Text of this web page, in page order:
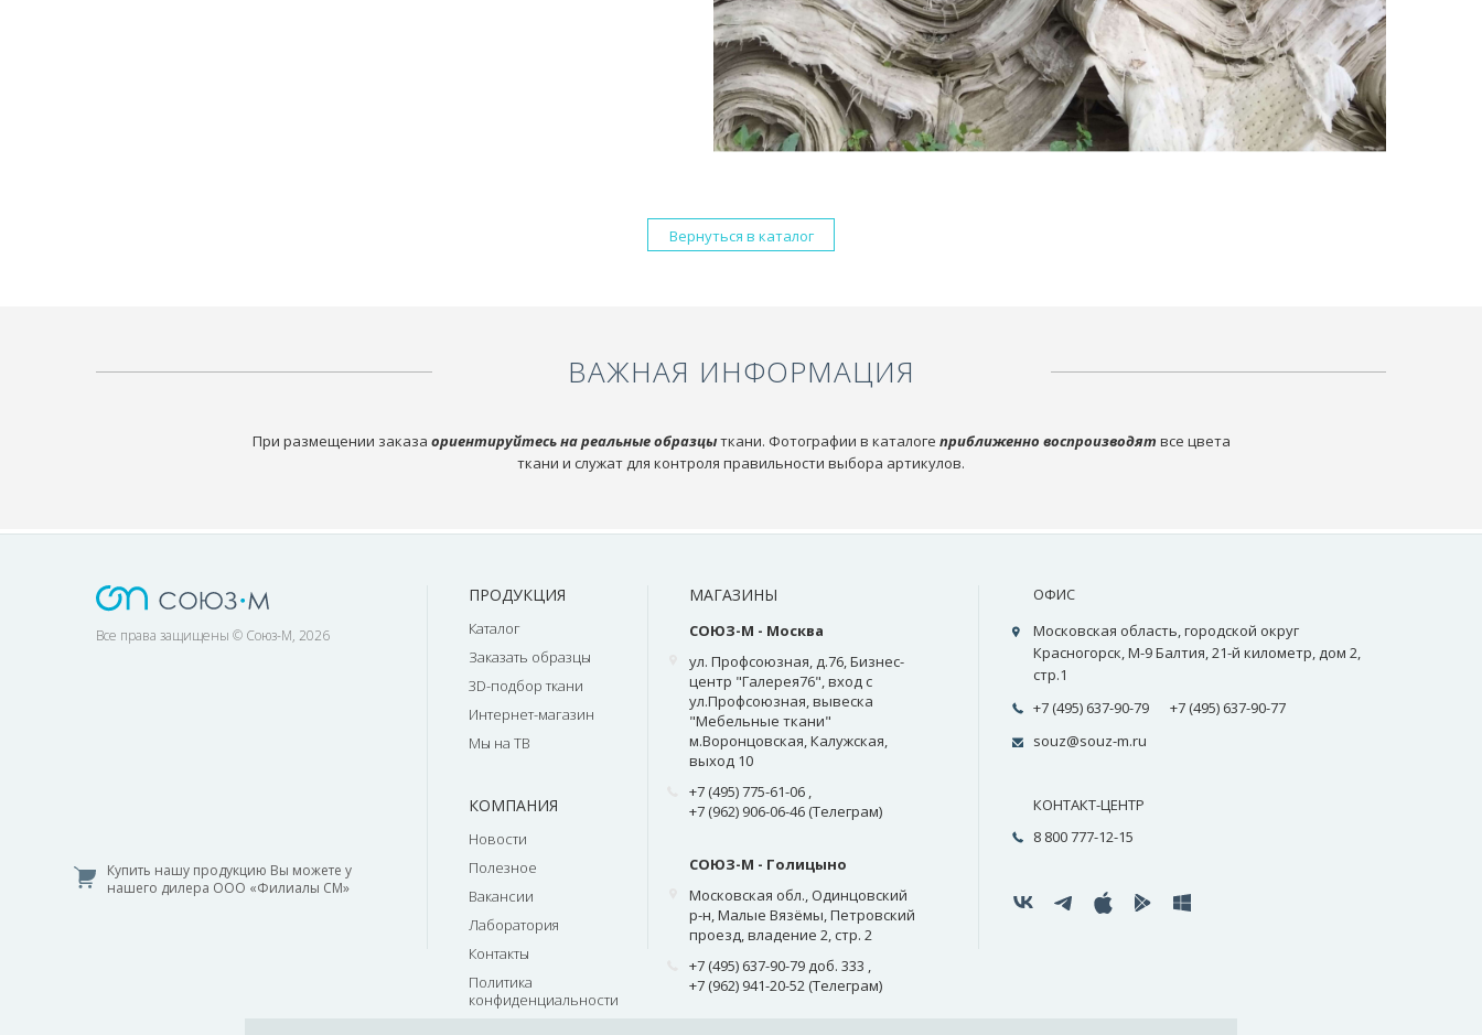
Вернуться в каталог
ВАЖНАЯ ИНФОРМАЦИЯ
При размещении заказа ориентируйтесь на реальные образцыткани. Фотографии в каталоге приближенно воспроизводят все цвета
ткани и служат для контроля правильности выбора артикулов.
Все права защищены © Союз-М, 2026
Купить нашу продукцию Вы можете у
нашего дилера ООО «Филиалы СМ»
ПРОДУКЦИЯ
Каталог
Заказать образцы
3D-подбор ткани
Интернет-магазин
Мы на ТВ
КОМПАНИЯ
Новости
Полезное
Вакансии
Лаборатория
Контакты
Политика
конфиденциальности
МАГАЗИНЫ
СОЮЗ-М - Москва
ул. Профсоюзная, д.76, Бизнес-
центр "Галерея76", вход с
ул.Профсоюзная, вывеска
"Мебельные ткани"
м.Воронцовская, Калужская,
выход 10
+7 (495) 775-61-06 ,
+7 (962) 906-06-46 (Телеграм)
СОЮЗ-М - Голицыно
Московская обл., Одинцовский
р-н, Малые Вязёмы, Петровский
проезд, владение 2, стр. 2
+7 (495) 637-90-79 доб. 333 ,
+7 (962) 941-20-52 (Телеграм)
ОФИС
Московская область, городской округ
Красногорск, М-9 Балтия, 21-й километр, дом 2,
стр.1
+7 (495) 637-90-79
+7 (495) 637-90-77
souz@souz-m.ru
КОНТАКТ-ЦЕНТР
8 800 777-12-15